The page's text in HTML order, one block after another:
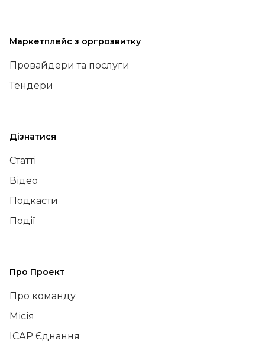
Маркетплейс з оргрозвитку
Провайдери та послуги
Тендери
Дізнатися
Статті
Відео
Подкасти
Події
Про Проект
Про команду
Місія
ІСАР Єднання